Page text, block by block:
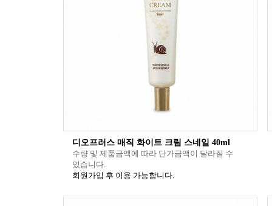
디오프러스 매직 화이트 크림 스네일 40ml
수량 및 제품금액에 따라 단가금액이 달라질 수
있습니다.
회원가입 후 이용 가능합니다.